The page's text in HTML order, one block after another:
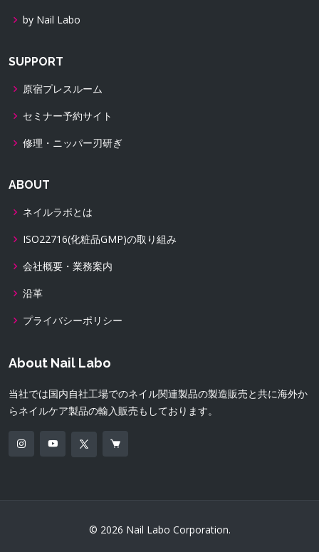
by Nail Labo
SUPPORT
原宿プレスルーム
セミナー予約サイト
修理・ニッパー刃研ぎ
ABOUT
ネイルラボとは
ISO22716(化粧品GMP)の取り組み
会社概要・業務案内
沿革
プライバシーポリシー
About Nail Labo
当社では国内自社工場でのネイル関連製品の製造販売と共に海外か
らネイルケア製品の輸入販売もしております。
© 2026 Nail Labo Corporation.